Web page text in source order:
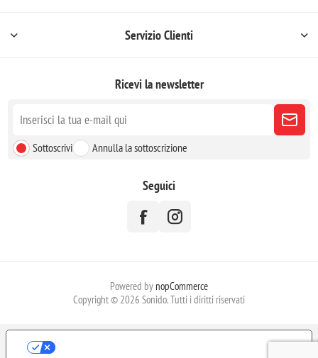
Servizio Clienti
Ricevi la newsletter
Sottoscrivi Annulla la sottoscrizione
Seguici
Powered by nopCommerce
Copyright © 2026 Sonido. Tutti i diritti riservati
LE TUE PREFERENZE RELATIVE ALLA